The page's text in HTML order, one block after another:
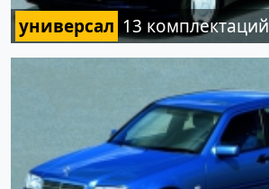
универсал 13 комплектаций